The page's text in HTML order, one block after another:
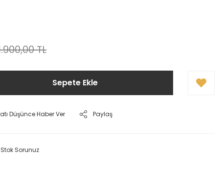
TL
Sepete Ekle
Düşünce Haber Ver Paylaş
Stok Sorunuz